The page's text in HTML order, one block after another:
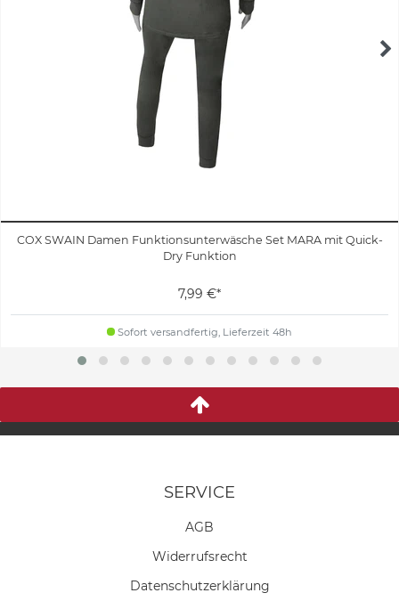
COX SWAIN Damen Funktionsunterwäsche Set MARA mit Quick-
Dry Funktion
7,99 €*
Sofort versandfertig, Lieferzeit 48h
SERVICE
AGB
Widerrufs­recht
Daten­schutz­erklärung